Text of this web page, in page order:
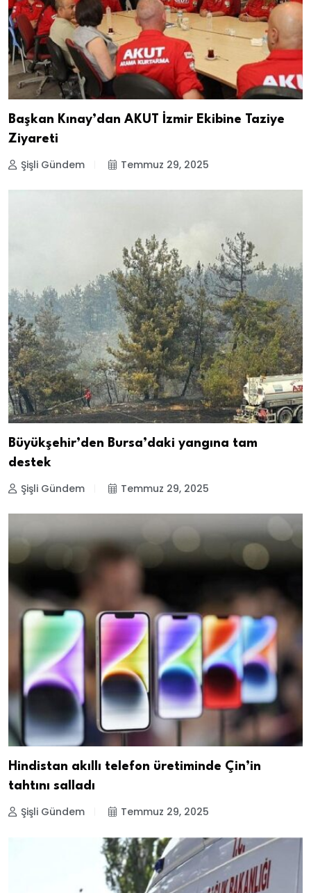
Başkan Kınay’dan AKUT İzmir Ekibine Taziye
Ziyareti
Şişli Gündem Temmuz 29, 2025
Büyükşehir’den Bursa’daki yangına tam
destek
Şişli Gündem Temmuz 29, 2025
Hindistan akıllı telefon üretiminde Çin’in
tahtını salladı
Şişli Gündem Temmuz 29, 2025